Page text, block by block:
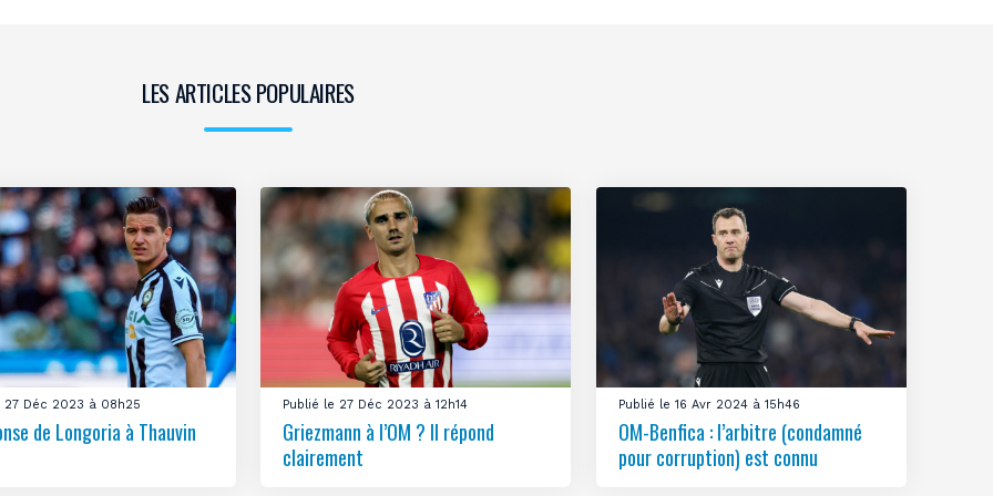
LES ARTICLES POPULAIRES
27 Déc 2023 à 08h25
de Longoria à Thauvin
Publié le 27 Déc 2023 à 12h14
Griezmann à l’OM ? Il répond
clairement
Publié le 16 Avr 2024 à 15h46
OM-Benfica : l’arbitre (condamné
pour corruption) est connu